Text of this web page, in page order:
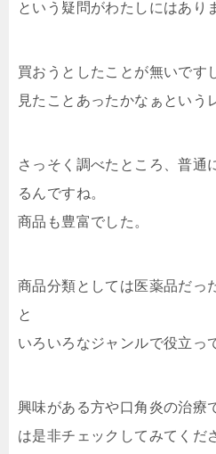
という疑問がわたしにはあり
買おうとしたことが無いです
見たことあったかなぁという
さっそく調べたところ、普通
るんですね。
商品も豊富でした。
商品分類としては医薬品だっ
と
いろいろなジャンルで役立っ
興味がある方や口角炎の治療
は是非チェックしてみてくだ